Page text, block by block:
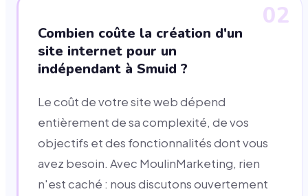
02
Combien coûte la création d'un
site internet pour un
indépendant à Smuid ?
Le coût de votre site web dépend
entièrement de sa complexité, de vos
objectifs et des fonctionnalités dont vous
avez besoin. Avec MoulinMarketing, rien
n'est caché : nous discutons ouvertement